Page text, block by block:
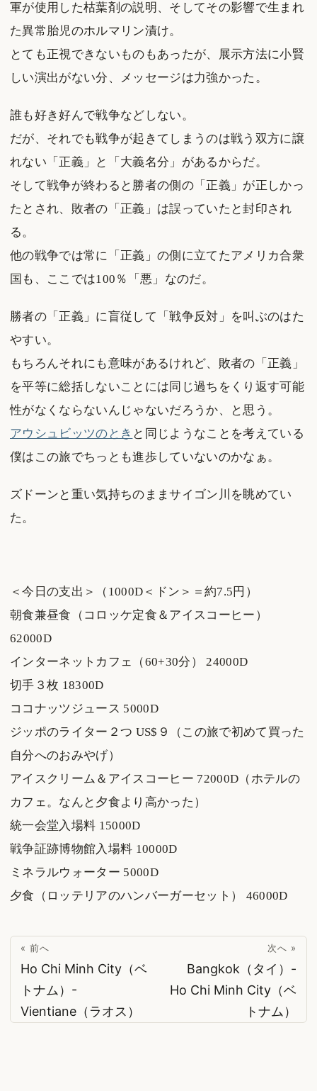
軍が使用した枯葉剤の説明、そしてその影響で生まれ
た異常胎児のホルマリン漬け。
とても正視できないものもあったが、展示方法に小賢
しい演出がない分、メッセージは力強かった。
誰も好き好んで戦争などしない。
だが、それでも戦争が起きてしまうのは戦う双方に譲
れない「正義」と「大義名分」があるからだ。
そして戦争が終わると勝者の側の「正義」が正しかっ
たとされ、敗者の「正義」は誤っていたと封印され
る。
他の戦争では常に「正義」の側に立てたアメリカ合衆
国も、ここでは100％「悪」なのだ。
勝者の「正義」に盲従して「戦争反対」を叫ぶのはた
やすい。
もちろんそれにも意味があるけれど、敗者の「正義」
を平等に総括しないことには同じ過ちをくり返す可能
性がなくならないんじゃないだろうか、と思う。
アウシュビッツのとき と同じようなことを考えている
僕はこの旅でちっとも進歩していないのかなぁ。
ズドーンと重い気持ちのままサイゴン川を眺めてい
た。
＜今日の支出＞（1000D＜ドン＞＝約7.5円）
朝食兼昼食（コロッケ定食＆アイスコーヒー）
62000D
インターネットカフェ（60+30分） 24000D
切手３枚 18300D
ココナッツジュース 5000D
ジッポのライター２つ US$９（この旅で初めて買った
自分へのおみやげ）
アイスクリーム＆アイスコーヒー 72000D（ホテルの
カフェ。なんと夕食より高かった）
統一会堂入場料 15000D
戦争証跡博物館入場料 10000D
ミネラルウォーター 5000D
夕食（ロッテリアのハンバーガーセット） 46000D
« 前へ
Ho Chi Minh City（ベ
トナム）-
Vientiane（ラオス）
次へ »
Bangkok（タイ）-
Ho Chi Minh City（ベ
トナム）